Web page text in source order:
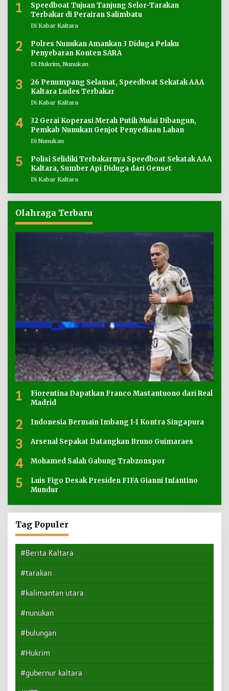
1
Speedboat Tujuan Tanjung Selor-Tarakan
Terbakar di Perairan Salimbatu
Di Kabar Kaltara
2
Polres Nunukan Amankan 3 Diduga Pelaku
Penyebaran Konten SARA
Di Hukrim, Nunukan
3
26 Penumpang Selamat, Speedboat Sekatak AAA
Kaltara Ludes Terbakar
Di Kabar Kaltara
4
32 Gerai Koperasi Merah Putih Mulai Dibangun,
Pemkab Nunukan Genjot Penyediaan Lahan
Di Nunukan
5
Polisi Selidiki Terbakarnya Speedboat Sekatak AAA
Kaltara, Sumber Api Diduga dari Genset
Di Kabar Kaltara
Olahraga Terbaru
1
Fiorentina Dapatkan Franco Mastantuono dari Real
Madrid
2 Indonesia Bermain Imbang 1-1 Kontra Singapura
3 Arsenal Sepakat Datangkan Bruno Guimaraes
4 Mohamed Salah Gabung Trabzonspor
5
Luis Figo Desak Presiden FIFA Gianni Infantino
Mundur
Tag Populer
#Berita Kaltara
#tarakan
#kalimantan utara
#nunukan
#bulungan
#Hukrim
#gubernur kaltara